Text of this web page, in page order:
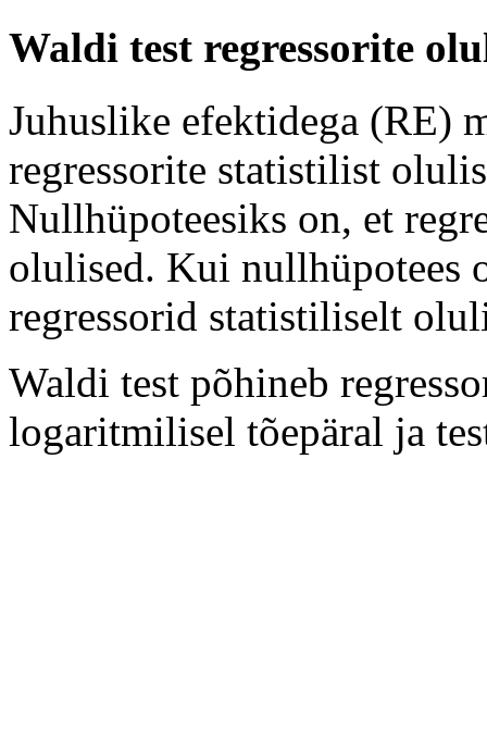
Waldi test regressorite
Juhuslike efektidega (RE)
regressorite statistilist
Nullhüpoteesiks on, et
olulised. Kui nullhüpotees
regressorid statistiliselt
Waldi test põhineb
logaritmilisel tõepäral ja